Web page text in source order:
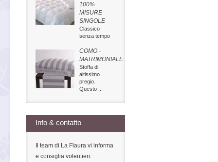
100%
MISURE
SINGOLE
Classico
senza tempo
COMO -
MATRIMONIALE
Stoffa di
altissimo
pregio.
Questo ...
Info & contatto
Il team di La Flaura vi informa
e consiglia volentieri.